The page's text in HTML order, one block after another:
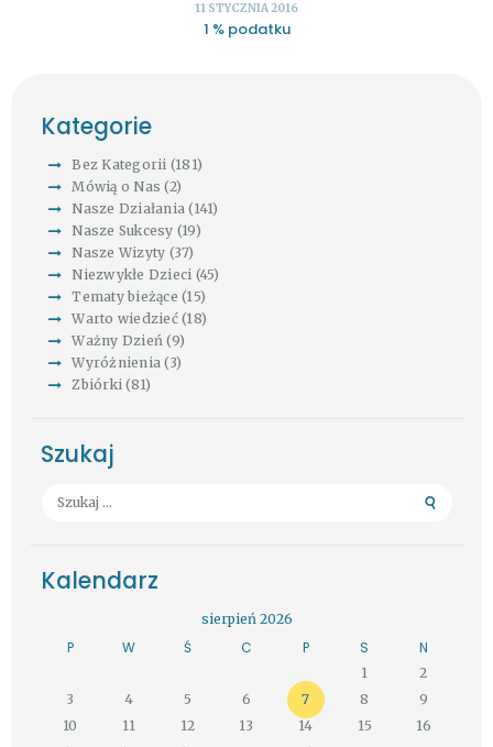
11 STYCZNIA 2016
1 % podatku
Kategorie
Bez Kategorii (181)
Mówią o Nas (2)
Nasze Działania (141)
Nasze Sukcesy (19)
Nasze Wizyty (37)
Niezwykłe Dzieci (45)
Tematy bieżące (15)
Warto wiedzieć(18)
Ważny Dzień (9)
Wyróżnienia (3)
Zbiórki (81)
Szukaj
Szukaj:
Kalendarz
sierpień 2026
P W Ś C P S N
1
2
3
4 5 6 7 8
9
10
11 12 13 14 15
16